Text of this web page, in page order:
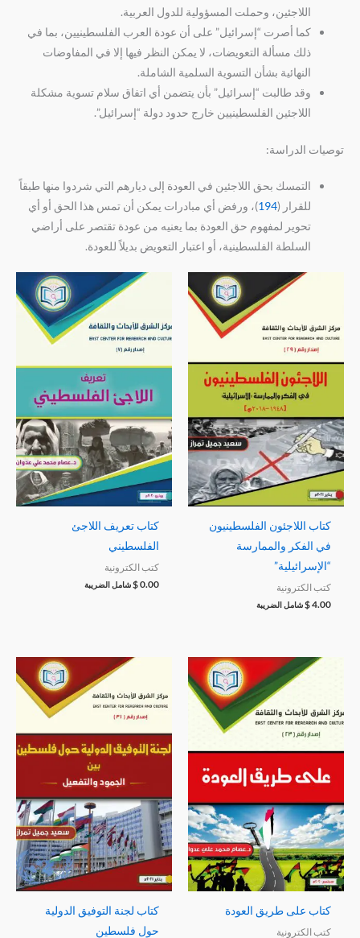
اللاجئين، وحملت المسؤولية للدول العربية.
كما أصرت “إسرائيل” على أن عودة العرب الفلسطينيين، بما في
ذلك مسألة التعويضات، لا يمكن النظر فيها إلا في المفاوضات
النهائية بشأن التسوية السلمية الشاملة.
وقد طالبت “إسرائيل” بأن يتضمن أي اتفاق سلام تسوية مشكلة
اللاجئين الفلسطينيين خارج حدود دولة “إسرائيل”.
توصيات الدراسة:
التمسك بحق اللاجئين في العودة إلى ديارهم التي شردوا منها طبقاً
للقرار (194)، ورفض أي مبادرات يمكن أن تمس هذا الحق أو أي
تحوير لمفهوم حق العودة بما يعنيه من عودة تقتصر على أراضي
السلطة الفلسطينية، أو اعتبار التعويض بديلاً للعودة.
كتاب اللاجئون الفلسطينيون
في الفكر والممارسة
“الإسرائيلية”
كتب الكترونية
$4.00 شامل الضريبة
كتاب تعريف اللاجئ
الفلسطيني
كتب الكترونية
$0.00 شامل الضريبة
كتاب على طريق العودة
كتب الكترونية
كتاب لجنة التوفيق الدولية
حول فلسطين